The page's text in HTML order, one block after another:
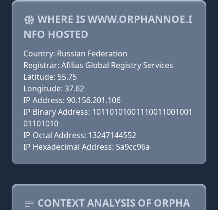
WHERE IS WWW.ORPHANNOE.I
NFO HOSTED
Country: Russian Federation
Registrar: Afilias Global Registry Services
Latitude: 55.75
Longitude: 37.62
IP Address: 90.156.201.106
IP Binary Address: 10110101001110011001001
01101010
IP Octal Address: 13247144552
IP Hexadecimal Address: 5a9cc96a
CONTEXT ANALYSIS OF ORPHA